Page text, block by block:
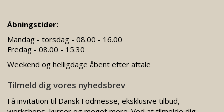
Åbningstider:
Mandag - torsdag - 08.00 - 16.00
Fredag - 08.00 - 15.30
Weekend og helligdage åbent efter aftale
Tilmeld dig vores nyhedsbrev
Få invitation til Dansk Fodmesse, eksklusive tilbud,